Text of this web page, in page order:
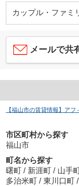
カップル・ファミ
メールで共
【福山市の賃貸情報】ア
市区町村から探す
福山市
町名から探す
曙町 / 新涯町 / 山手
多治米町 / 東川口町 /